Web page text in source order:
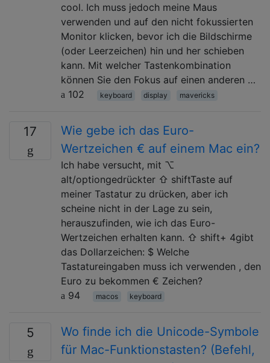
cool. Ich muss jedoch meine Maus
verwenden und auf den nicht fokussierten
Monitor klicken, bevor ich die Bildschirme
(oder Leerzeichen) hin und her schieben
kann. Mit welcher Tastenkombination
können Sie den Fokus auf einen anderen …
102
keyboard display mavericks
17
Wie gebe ich das Euro-
Wertzeichen € auf einem Mac ein?
Ich habe versucht, mit ⌥
alt/optiongedrückter ⇧ shiftTaste auf
meiner Tastatur zu drücken, aber ich
scheine nicht in der Lage zu sein,
herauszufinden, wie ich das Euro-
Wertzeichen erhalten kann. ⇧ shift+ 4gibt
das Dollarzeichen: $ Welche
Tastatureingaben muss ich verwenden , den
Euro zu bekommen € Zeichen?
94
macos keyboard
5
Wo finde ich die Unicode-Symbole
für Mac-Funktionstasten? (Befehl,